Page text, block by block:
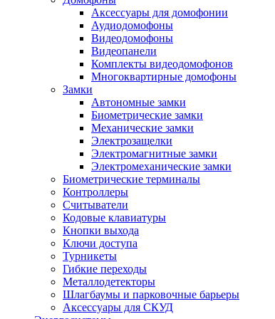
Аксессуары для домофонии
Аудиодомофоны
Видеодомофоны
Видеопанели
Комплекты видеодомофонов
Многоквартирные домофоны
Замки
Автономные замки
Биометрические замки
Механические замки
Электрозащелки
Электромагнитные замки
Электромеханические замки
Биометрические терминалы
Контроллеры
Считыватели
Кодовые клавиатуры
Кнопки выхода
Ключи доступа
Турникеты
Гибкие переходы
Металлодетекторы
Шлагбаумы и парковочные барьеры
Аксессуары для СКУД